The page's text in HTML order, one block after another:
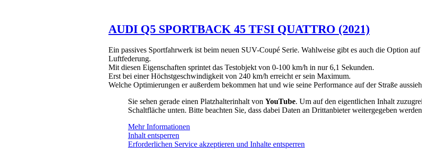
AUDI Q5 SPORTBACK 45 TFSI QUATTRO (2021)
Ein passives Sportfahrwerk ist beim neuen SUV-Coupé Serie. Wahlweise gibt es auch die Option
Luftfederung.
Mit diesen Eigenschaften sprintet das Testobjekt von 0-100 km/h in nur 6,1 Sekunden.
Erst bei einer Höchstgeschwindigkeit von 240 km/h erreicht er sein Maximum.
Welche Optimierungen er außerdem bekommen hat und wie seine Performance auf der Straße
Sie sehen gerade einen Platzhalterinhalt von YouTube. Um auf den eigentlichen Inhalt
Schaltfläche unten. Bitte beachten Sie, dass dabei Daten an Drittanbieter weitergegeben
Mehr Informationen
Inhalt entsperren
Erforderlichen Service akzeptieren und Inhalte entsperren